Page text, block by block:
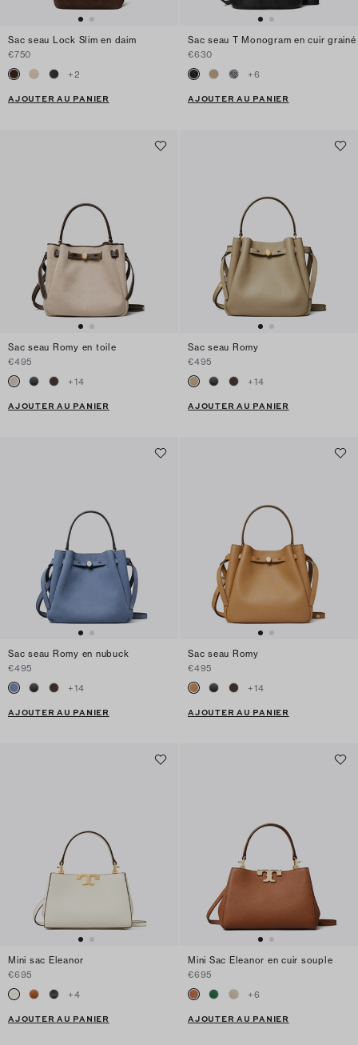
Sac seau Lock Slim en daim
€750
+2
AJOUTER AU PANIER
Sac seau T Monogram en cuir grainé
€630
+6
AJOUTER AU PANIER
Sac seau Romy en toile
€495
+14
AJOUTER AU PANIER
Sac seau Romy
€495
+14
AJOUTER AU PANIER
Sac seau Romy en nubuck
€495
+14
AJOUTER AU PANIER
Sac seau Romy
€495
+14
AJOUTER AU PANIER
Mini sac Eleanor
€695
+4
AJOUTER AU PANIER
Mini Sac Eleanor en cuir souple
€695
+6
AJOUTER AU PANIER